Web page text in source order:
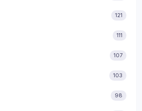
121
111
107
103
98